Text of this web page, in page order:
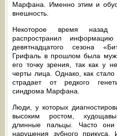
Марфана. Именно этим и
внешность.
Некоторое время
распространил
девятнадцатого сезона
Грифаль в прошлом была
его точку зрения, так как у
черты лица. Однако, как
страдает от редкого
синдрома Марфана.
Люди, у которых
высоким ростом,
длинные пальцы. Часто
нарушения зубного прикуса.